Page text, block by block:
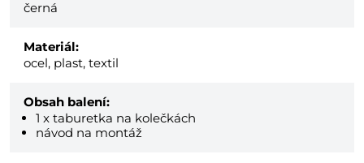
černá
Materiál:
ocel, plast, textil
Obsah balení:
1 x taburetka na kolečkách
návod na montáž